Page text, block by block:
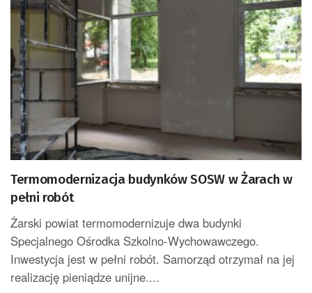
Termomodernizacja budynków SOSW w Żarach w
pełni robót
Żarski powiat termomodernizuje dwa budynki
Specjalnego Ośrodka Szkolno-Wychowawczego.
Inwestycja jest w pełni robót. Samorząd otrzymał na jej
realizację pieniądze unijne....